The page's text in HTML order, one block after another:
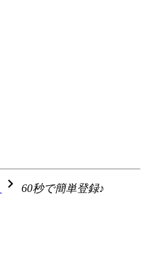
navigate_next 60秒で簡単登録♪